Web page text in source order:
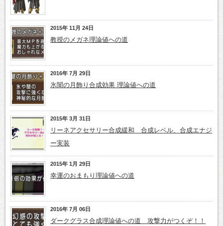
2015年 11月 24日
教授のメガネ理論値への道
2016年 7月 29日
氷闇の月飾り合成効果 理論値への道
2015年 3月 31日
リーネアクセサリー合成緩和 合成レベル、合成エナジ
ー実装
2015年 1月 29日
幸運のおまもり理論値への道
2016年 7月 06日
ダークグラス合成理論値への道 攻撃力がつくぞ！！